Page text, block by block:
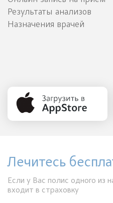
Результаты анализов
Назначения врачей
Лечитесь
Если у Вас полис одного из
входит в страховку